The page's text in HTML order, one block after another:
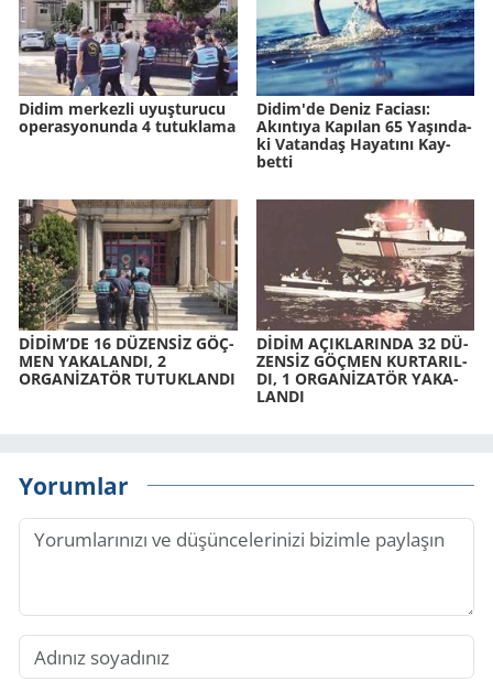
Didim merkezli uyuşturucu
operasyonunda 4 tutuklama
Didim'de Deniz Fa­ci­ası:
Akın­tı­ya Ka­pı­lan 65 Ya­şın­da­
ki Va­tan­daş Ha­ya­tı­nı Kay­
bet­ti
DİDİM’DE 16 DÜ­ZENSİZ GÖÇ­
MEN YA­KA­LAN­DI, 2
ORGANİZATÖR TU­TUK­LAN­DI
DİDİM AÇIK­LA­RIN­DA 32 DÜ­
ZENSİZ GÖÇ­MEN KUR­TA­RIL­
DI, 1 ORGANİZATÖR YA­KA­
LAN­DI
Yorumlar